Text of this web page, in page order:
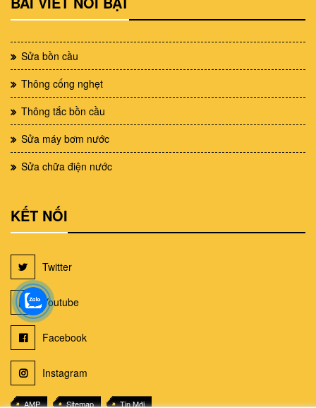
Sửa bồn cầu
Thông cống nghẹt
Thông tắc bồn cầu
Sửa máy bơm nước
Sửa chữa điện nước
KẾT NỐI
Twitter
Youtube
Facebook
Instagram
AMP Sitemap Tin Mới